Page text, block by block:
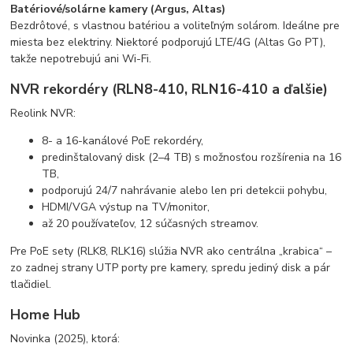
Batériové/solárne kamery (Argus, Altas)
Bezdrôtové, s vlastnou batériou a voliteľným solárom. Ideálne pre
miesta bez elektriny. Niektoré podporujú LTE/4G (Altas Go PT),
takže nepotrebujú ani Wi-Fi.
NVR rekordéry (RLN8-410, RLN16-410 a ďalšie)
Reolink NVR:
8- a 16-kanálové PoE rekordéry,
predinštalovaný disk (2–4 TB) s možnosťou rozšírenia na 16
TB,
podporujú 24/7 nahrávanie alebo len pri detekcii pohybu,
HDMI/VGA výstup na TV/monitor,
až 20 používateľov, 12 súčasných streamov.
Pre PoE sety (RLK8, RLK16) slúžia NVR ako centrálna „krabica“ –
zo zadnej strany UTP porty pre kamery, spredu jediný disk a pár
tlačidiel.
Home Hub
Novinka (2025), ktorá: